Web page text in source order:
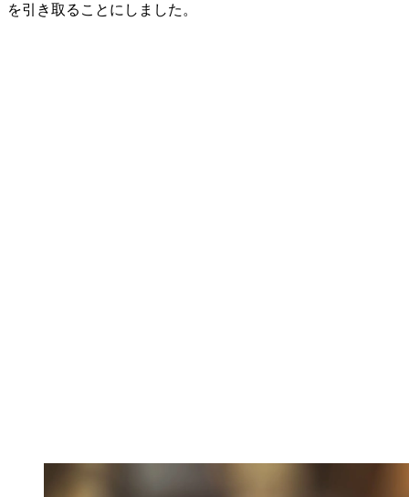
を引き取ることにしました。